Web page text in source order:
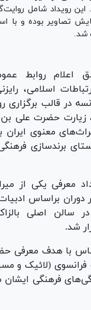
این رویداد شامل
تصاویر بوده و با
شد.
اعلام روابط
اسلامی،
در قالب برگزاری
زیارت حضرت علی
معنوی
برندسازی
معرفی یکی از
براساس
در سالن اصلی
شد.
با هدف معرفی
(لائیک و
فرهنگی